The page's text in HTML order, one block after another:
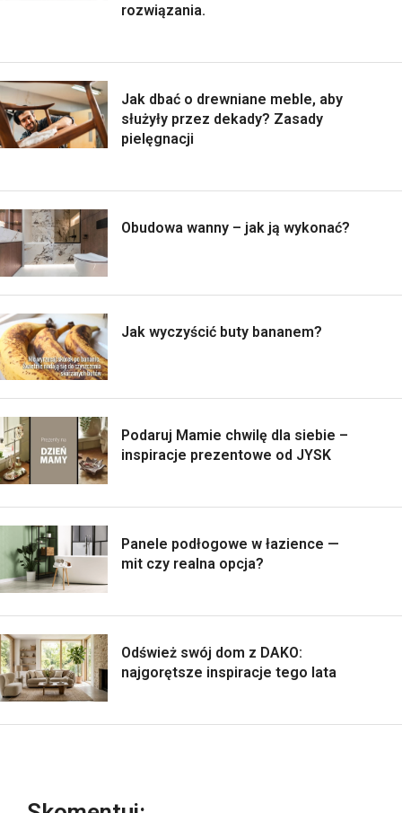
rozwiązania.
Jak dbać o drewniane meble, aby
służyły przez dekady? Zasady
pielęgnacji
Obudowa wanny – jak ją wykonać?
Jak wyczyścić buty bananem?
Podaruj Mamie chwilę dla siebie –
inspiracje prezentowe od JYSK
Panele podłogowe w łazience —
mit czy realna opcja?
Odśwież swój dom z DAKO:
najgorętsze inspiracje tego lata